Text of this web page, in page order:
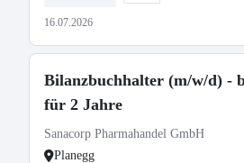
16.07.2026
Bilanzbuchhalter (m/w/d) -
für 2 Jahre
Sanacorp Pharmahandel GmbH
Planegg